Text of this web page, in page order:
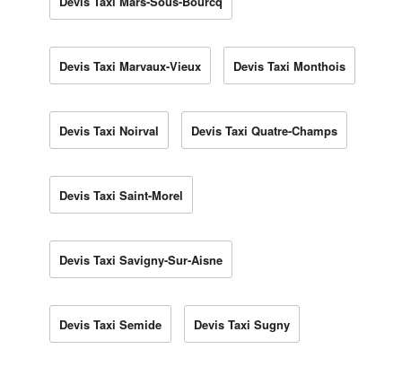
Devis Taxi Marvaux-Vieux Devis Taxi Monthois
Devis Taxi Noirval Devis Taxi Quatre-Champs
Devis Taxi Saint-Morel
Devis Taxi Savigny-Sur-Aisne
Devis Taxi Semide Devis Taxi Sugny